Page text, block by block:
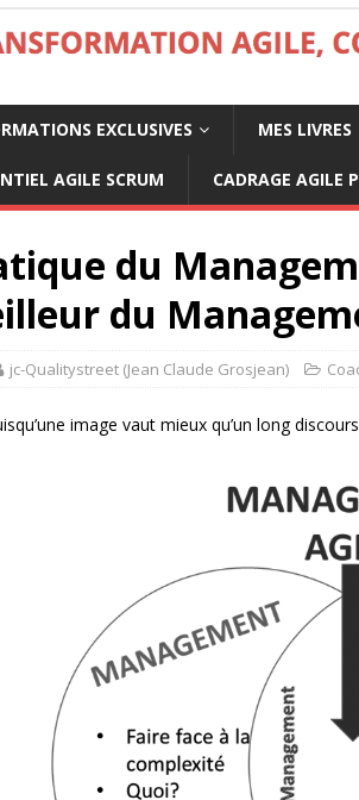
EXCLUSIVES MES LIVRES
AGILE SCRUM CADRAGE AGILE
du
du
jc-Qualitystreet (Jean Claude Grosjean)
image vaut mieux qu’un long